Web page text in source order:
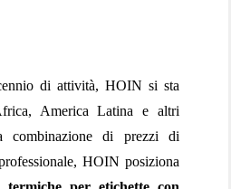
di attività, HOIN si sta
America Latina e altri
combinazione di prezzi di
HOIN posiziona